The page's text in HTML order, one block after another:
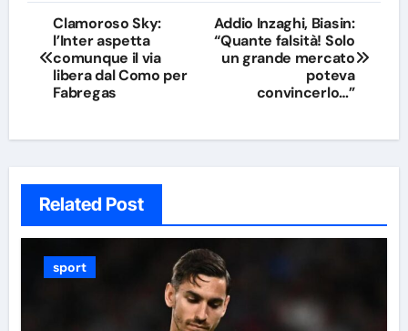
Navigazione
articoli
Clamoroso Sky:
l’Inter aspetta
comunque il via
libera dal Como per
Fabregas
Addio Inzaghi, Biasin:
“Quante falsità! Solo
un grande mercato
poteva
convincerlo…”
Related Post
sport